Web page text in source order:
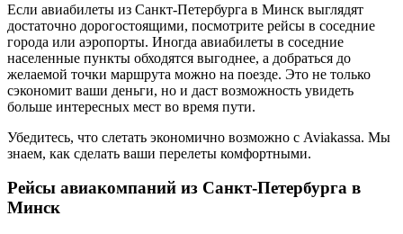
Если авиабилеты из Санкт-Петербурга в Минск выглядят
достаточно дорогостоящими, посмотрите рейсы в соседние
города или аэропорты. Иногда авиабилеты в соседние
населенные пункты обходятся выгоднее, а добраться до
желаемой точки маршрута можно на поезде. Это не только
сэкономит ваши деньги, но и даст возможность увидеть
больше интересных мест во время пути.
Убедитесь, что слетать экономично возможно с Aviakassa. Мы
знаем, как сделать ваши перелеты комфортными.
Рейсы авиакомпаний из Санкт-Петербурга в
Минск